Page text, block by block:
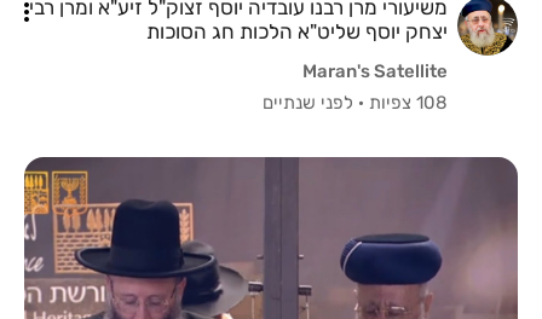
משיעורי מרן רבנו עובדיה יוסף זצוק"ל זיע"א ומרן רבי
יצחק יוסף שליט"א הלכות חג הסוכות
Maran's Satellite
108 צפיות
· לפני שנתיים